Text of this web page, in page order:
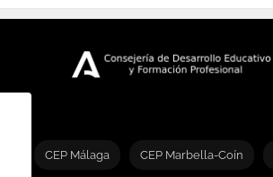
CEP Málaga CEP Marbella-Coín